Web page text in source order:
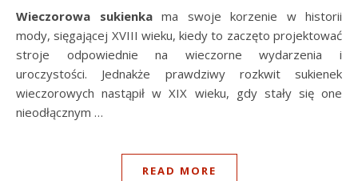
Wieczorowa sukienkama swoje korzenie w historii
mody, sięgającej XVIII wieku, kiedy to zaczęto projektować
stroje odpowiednie na wieczorne wydarzenia i
uroczystości. Jednakże prawdziwy rozkwit sukienek
wieczorowych nastąpił w XIX wieku, gdy stały się one
nieodłącznym …
READ MORE